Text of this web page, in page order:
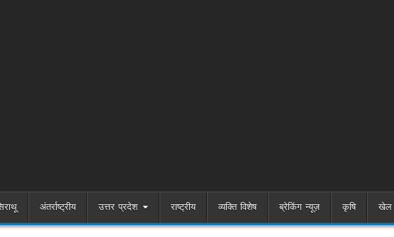
अंतर्राष्ट्रीय उत्तर प्रदेश राष्ट्रीय व्यक्ति विशेष ब्रेकिंग न्यूज़ कृषि खेल